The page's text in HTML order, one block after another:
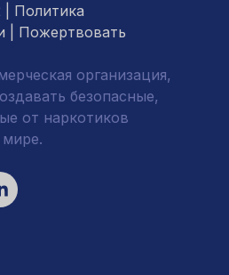
Политика
Пожертвовать
организация,
безопасные,
от наркотиков